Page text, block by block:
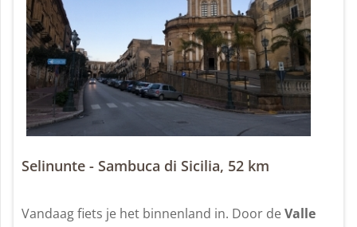
Selinunte - Sambuca di Sicilia, 52 km
Vandaag fiets je het binnenland in. Door deValle